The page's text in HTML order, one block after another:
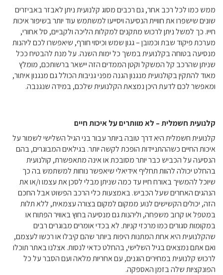
ממש כמו לכל רכב אחר, גם רכבים מסוג קלנועית ניתן לאבזר באביזרים
שונים שישפרו את חוויית הנסיעה ויסייעו למשתמש עוד יותר בשיפור איכות
חייו. כך למשל ניתן לרכוש מתקנים למקלות הליכה ולקביים, סל אחורי,
מערכת פיקוד שבת וכמובן – גגון שמש וכיסוי חורף, שיאפשרו לכם ליהנות
מנסיעה בטוחה בקלנועית במשך כל ימות השנה. על מנת להבטיח ככל
שניתן שהרכב קל המשקל וקטן הממדים הזה יישאר ברשותכם, מומלץ
מאוד להתקין בקולנועית מנגנון הגנה מפני גניבות הכולל גם מנגנון איתור,
ומאפשר לכם לדעת היכן נמצאת הקלנועית שלכם, במידה שנגנבה.
קלנועית חשמלית – לא מוותרים על איכות חיים
קלנועית חשמלית היא דרך טובה ביותר עבור בני הגיל השלישי לשמור על
איכות החיים כשההתניידות הופכת לקשה יותר. בגילאים המבוגרים, בהם
הנסיעה על הכביש כבר יותר מסובכת או אינה מתאפשרת, קולנועית
בהחלט יכולה להוות תחליף אידיאלי שיאפשר נוחות למשתמש בה כך
שיוכל להמשיך באורח חייו עד כמה שניתן מבלי לסכן את עצמו ו/או את
הנהגים האחרים שעל הכביש. באמצעות כלי הרכב הפשוט אבל החכם
הזה, יכולים הקשישים לנוע ממקום למקום בצורה עצמאית, ללא תלות
במטפל או קרוב משפחה, וליהנות גם מנסיעה בחוץ באוויר הפתוח או
במקומות סגורים כמו מרכזי קניות. לא בכדי אומרים מבוגרים רבים
שהקלנועית היא אחת המתנות היפות ביותר שהם קיבלו או רכשו לעצמם,
ואם אתם נמצאים בגיל השלישי, בהחלט כדאי לנסות. אצלנו באתר תוכלו
לרכוש קלנועית במחירים הוגנים, עם אחריות מלאה ועם הסבר על כל
הפונקציות שלה בזמן האספקה.